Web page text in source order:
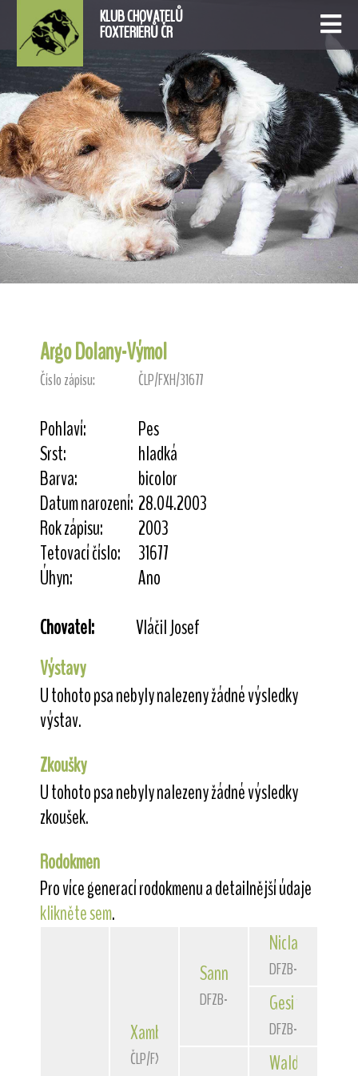
KLUB CHOVATELŮ
FOXTERIÉRŮ ČR
Argo Dolany-Výmol
Číslo zápisu: ČLP/FXH/31677
Pohlaví:
Pes
Srst:
hladká
Barva:
bicolor
Datum narození: 28.04.2003
Rok zápisu:
2003
Tetovací číslo:
31677
Úhyn:
Ano
Chovatel:
Vláčil Josef
Výstavy
U tohoto psa nebyly nalezeny žádné výsledky
výstav.
Zkoušky
U tohoto psa nebyly nalezeny žádné výsledky
zkoušek.
Rodokmen
Pro více generací rodokmenu a detailnější údaje
klikněte sem.
Xambo
ČLP/FXH/29662
Sannio von der
DFZB-93 1588
Niclas
DFZB-90 3172
Gesi
DFZB-91 1307
Waldschrat